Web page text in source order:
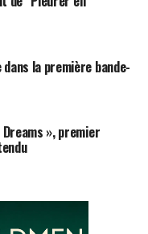
la première bande-
», premier